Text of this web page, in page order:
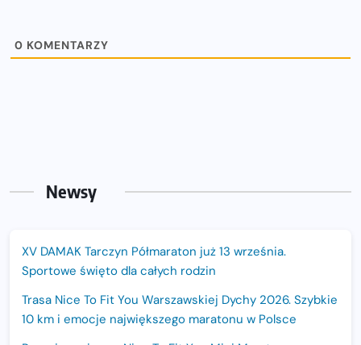
0 KOMENTARZY
Newsy
XV DAMAK Tarczyn Półmaraton już 13 września.
Sportowe święto dla całych rodzin
Trasa Nice To Fit You Warszawskiej Dychy 2026. Szybkie
10 km i emocje największego maratonu w Polsce